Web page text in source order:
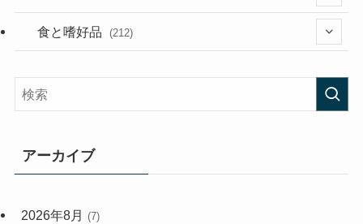
(282)
(33)
(56)
食と嗜好品 (212)
アーカイブ
2026年8月 (7)